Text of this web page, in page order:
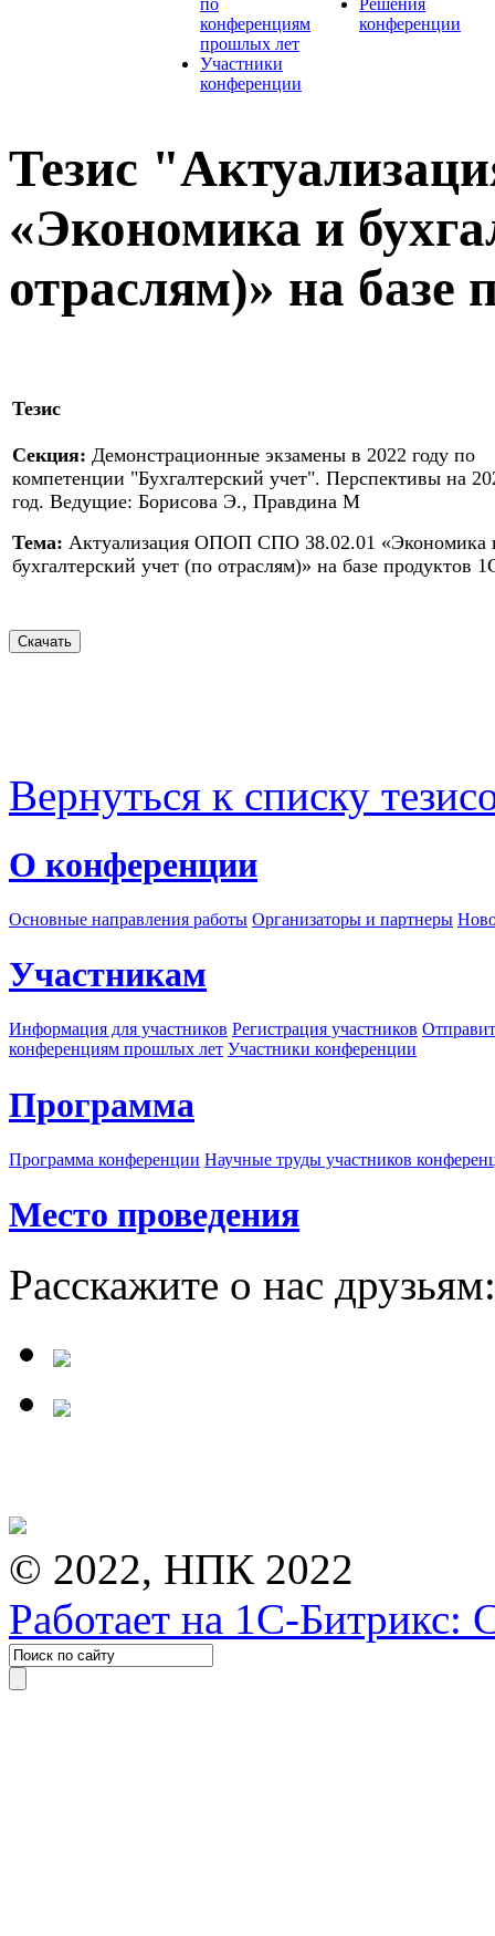
конференциям
прошлых лет
Участники
конференции
конференции
Тезис
«Экономика и
отраслям)» на базе
Тезис
Секция: Демонстрационные экзамены в 2022 году по
компетенции "Бухгалтерский учет". Перспективы на
год. Ведущие: Борисова Э., Правдина М
Тема: Актуализация ОПОП СПО 38.02.01 «Экономика
бухгалтерский учет (по отраслям)» на базе продуктов
Вернуться к списку
О конференции
Основные направления работы Организаторы и партнеры
Участникам
Информация для участников Регистрация участников
конференциям прошлых лет Участники конференции
Программа
Программа конференции Научные труды участников
Место проведения
Расскажите о нас друзьям:
© 2022, НПК 2022
Работает на 1С-Битрикс: